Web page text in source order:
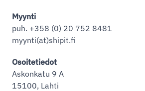
Myynti
puh. +358 (0) 20 752 8481
myynti(at)shipit.fi
Osoitetiedot
Askonkatu 9 A
15100, Lahti